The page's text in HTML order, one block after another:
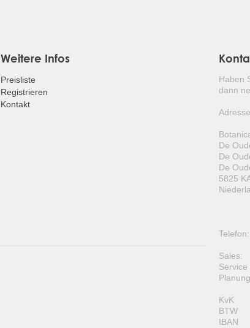
Weitere Infos
Preisliste
Registrieren
Kontakt
Haben
dann
De
De
De
5825
Telefon:
Sales:
Service
KvK
BTW
IBAN